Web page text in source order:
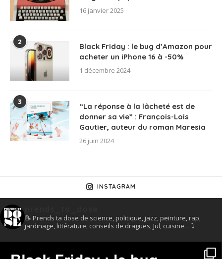
16 janvier 2025
2
Black Friday : le bug d’Amazon pour
acheter un iPhone 16 à -50%
1 décembre 2024
3
“La réponse à la lâcheté est de
donner sa vie” : François-Lois
Gautier, auteur du roman Maresia
26 juin 2024
INSTAGRAM
📝 Prends ta dose de science, politique, jazz, peinture, rap,
jardinage, littérature, conseils de dragues, Jul, cuisine… ⤵️